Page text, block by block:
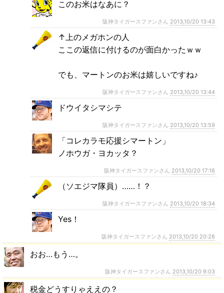
このお米はなあに？
阪神タイガースファンさん 2013,10/20 13:43
↑上のメガホンの人
ここの返信に付けるのが面白かったｗｗ
でも、マートンのお米は嬉しいですね♪
阪神タイガースファンさん 2013,10/20 13:44
ドウイタシマシテ
阪神タイガースファンさん 2013,10/20 13:59
「コレカラモ応援シマートン」
ノホウガ・ヨカッタ？
阪神タイガースファンさん 2013,10/20 17:16
（ソエジマ隊員）……！？
阪神タイガースファンさん 2013,10/20 18:34
Yes！
阪神タイガースファンさん 2013,10/20 20:26
おお…もう…。
阪神タイガースファンさん 2013,10/20 9:03
税金どうすりゃええの？